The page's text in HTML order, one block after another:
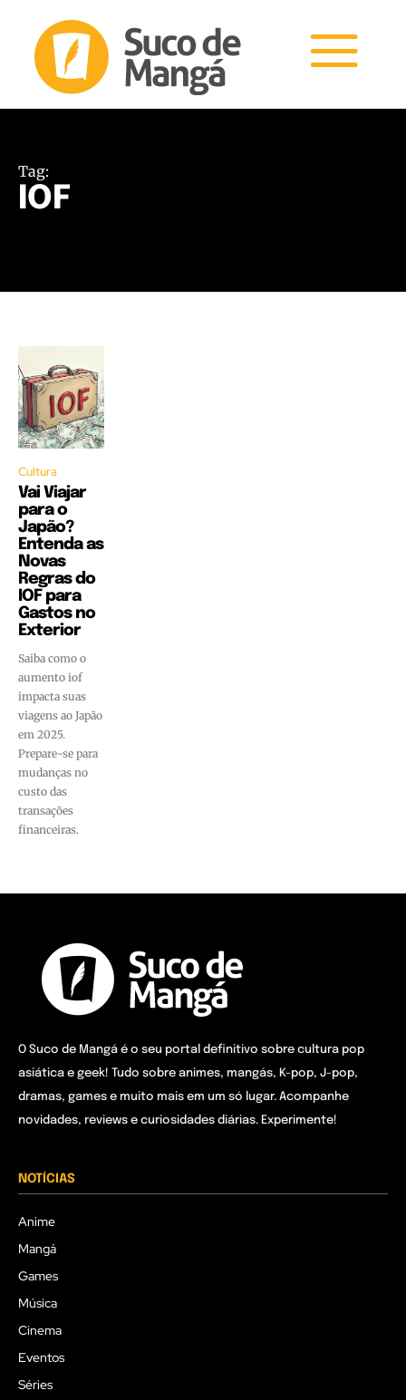
Tag:
IOF
Cultura
Vai Viajar
para o
Japão?
Entenda as
Novas
Regras do
IOF para
Gastos no
Exterior
Saiba como o
aumento iof
impacta suas
viagens ao Japão
em 2025.
Prepare-se para
mudanças no
custo das
transações
financeiras.
O Suco de Mangá é o seu portal definitivo sobre cultura pop
asiática e geek! Tudo sobre animes, mangás, K-pop, J-pop,
dramas, games e muito mais em um só lugar. Acompanhe
novidades, reviews e curiosidades diárias. Experimente!
NOTÍCIAS
Anime
Mangá
Games
Música
Cinema
Eventos
Séries